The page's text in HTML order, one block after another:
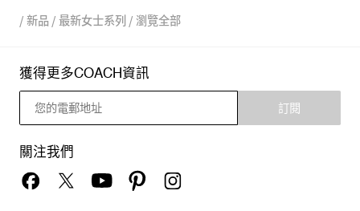
/ 新品 / 最新女士系列 / 瀏覽全部
獲得更多COACH資訊
訂閱
關注我們